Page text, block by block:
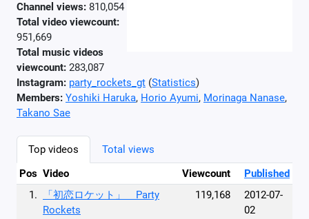
Channel views: 810,054
Total video viewcount:
951,669
Total music videos
viewcount: 283,087
Instagram: party_rockets_gt (Statistics)
Members: Yoshiki Haruka, Horio Ayumi, Morinaga Nanase,
Takano Sae
Top videos
Total views
Pos Video Viewcount
Published
1.
「初恋ロケット」 Party
Rockets
119,168
2012-07-
02